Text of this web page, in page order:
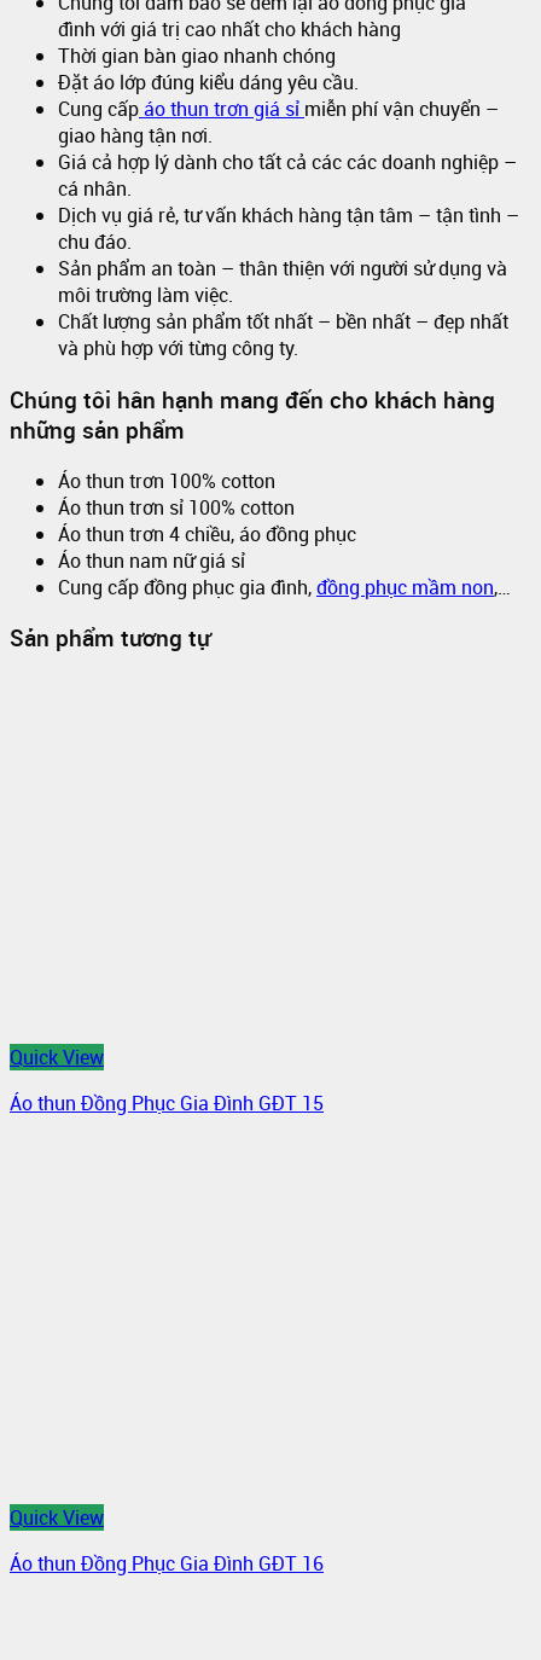
đình với giá trị cao nhất cho khách hàng
Thời gian bàn giao nhanh chóng
Đặt áo lớp đúng kiểu dáng yêu cầu.
Cung cấpáo thun trơn giá sỉ miễn phí vận chuyển –
giao hàng tận nơi.
Giá cả hợp lý dành cho tất cả các các doanh nghiệp –
cá nhân.
Dịch vụ giá rẻ, tư vấn khách hàng tận tâm – tận tình –
chu đáo.
Sản phẩm an toàn – thân thiện với người sử dụng và
môi trường làm việc.
Chất lượng sản phẩm tốt nhất – bền nhất – đẹp nhất
và phù hợp với từng công ty.
Chúng tôi hân hạnh mang đến cho khách hàng
những sản phẩm
Áo thun trơn 100% cotton
Áo thun trơn sỉ 100% cotton
Áo thun trơn 4 chiều, áo đồng phục
Áo thun nam nữ giá sỉ
Cung cấp đồng phục gia đình,đồng phục mầm non,…
Sản phẩm tương tự
Quick View
Áo thun Đồng Phục Gia Đình GĐT 15
Quick View
Áo thun Đồng Phục Gia Đình GĐT 16